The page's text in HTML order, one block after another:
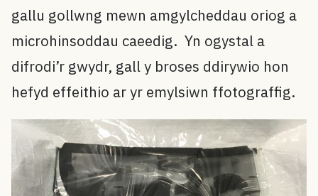
gallu gollwng mewn amgylcheddau oriog a
microhinsoddau caeedig. Yn ogystal a
difrodi’r gwydr, gall y broses ddirywio hon
hefyd effeithio ar yr emylsiwn ffotograffig.